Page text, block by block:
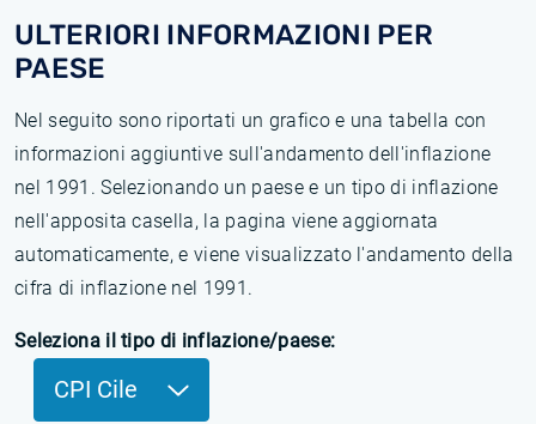
ULTERIORI INFORMAZIONI PER
PAESE
Nel seguito sono riportati un grafico e una tabella con
informazioni aggiuntive sull'andamento dell'inflazione
nel 1991. Selezionando un paese e un tipo di inflazione
nell'apposita casella, la pagina viene aggiornata
automaticamente, e viene visualizzato l'andamento della
cifra di inflazione nel 1991.
Seleziona il tipo di inflazione/paese:
CPI Cile